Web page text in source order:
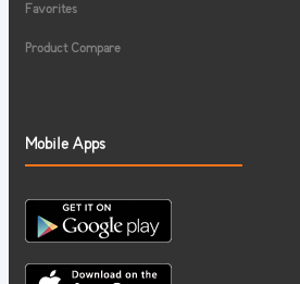
Favorites
Product Compare
Mobile Apps